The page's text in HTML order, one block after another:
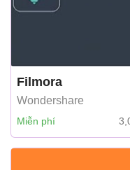
Filmora
Wondershare
Miễn phí